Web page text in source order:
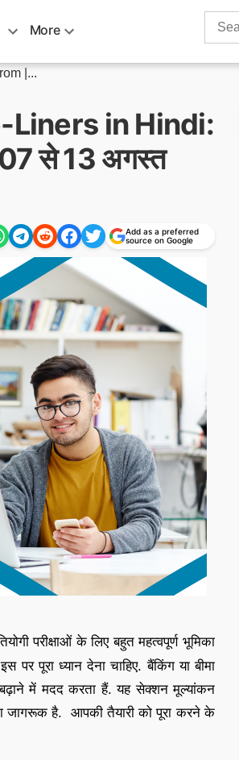
More
Search
|...
in Hindi:
07 से 13 अगस्त
Add as a preferred
source on Google
परीक्षाओं के लिए बहुत महत्वपूर्ण भूमिका
पर पूरा ध्यान देना चाहिए. बैंकिंग या बीमा
बढ़ाने में मदद करता हैं. यह सेक्शन मूल्यांकन
जागरूक है. आपकी तैयारी को पूरा करने के